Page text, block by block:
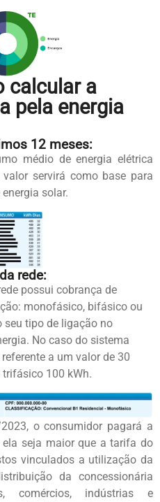
calcular a
pela energia
12 meses:
médio de energia elétrica
servirá como base para
solar.
rede:
possui cobrança de
monofásico, bifásico ou
seu tipo de ligação no
No caso do sistema
a um valor de 30
100 kWh.
o consumidor pagará a
seja maior que a tarifa do
vinculados a utilização da
da concessionária
comércios, indústrias e